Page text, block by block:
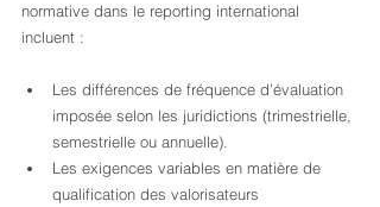
normative dans le reporting international
incluent :
Les différences de fréquence d’évaluation
imposée selon les juridictions (trimestrielle,
semestrielle ou annuelle).
Les exigences variables en matière de
qualification des valorisateurs